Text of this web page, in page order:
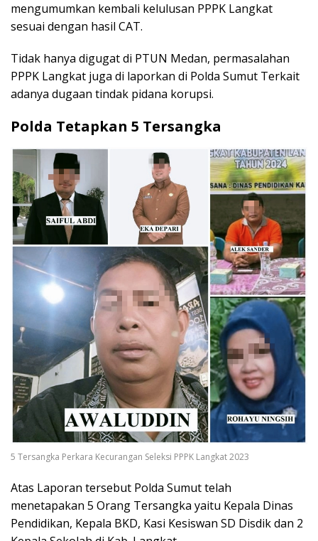
mengumumkan kembali kelulusan PPPK Langkat
sesuai dengan hasil CAT.
Tidak hanya digugat di PTUN Medan, permasalahan
PPPK Langkat juga di laporkan di Polda Sumut Terkait
adanya dugaan tindak pidana korupsi.
Polda Tetapkan 5 Tersangka
5 Tersangka Perkara Kecurangan Seleksi PPPK Langkat 2023
Atas Laporan tersebut Polda Sumut telah
menetapakan 5 Orang Tersangka yaitu Kepala Dinas
Pendidikan, Kepala BKD, Kasi Kesiswan SD Disdik dan 2